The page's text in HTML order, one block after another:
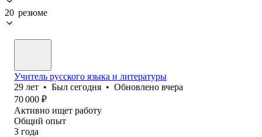
20 резюме
Учитель русского языка и литературы
29 лет • Был сегодня • Обновлено вчера
70 000 ₽
Активно ищет работу
Общий опыт
3 года